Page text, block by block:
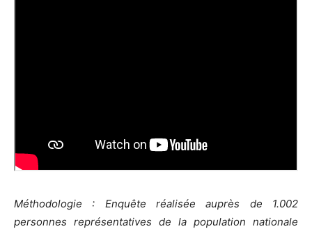
Méthodologie : Enquête réalisée auprès de 1.002
personnes représentatives de la population nationale